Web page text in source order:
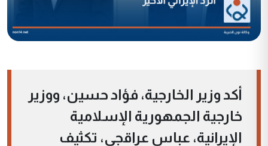
أكد وزير الخارجية، فؤاد حسين، ووزير
خارجية الجمهورية الإسلامية
الإيرانية، عباس عراقجي، تكثيف